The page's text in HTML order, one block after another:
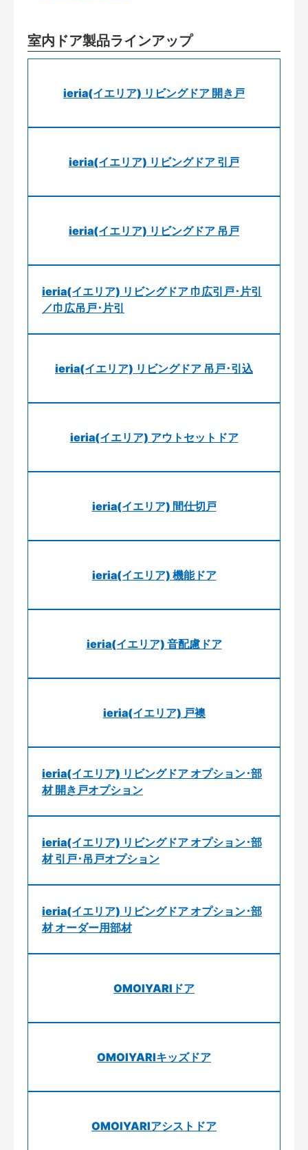
室内ドア製品ラインアップ
ieria(イエリア) リビングドア 開き戸
ieria(イエリア) リビングドア 引戸
ieria(イエリア) リビングドア 吊戸
ieria(イエリア) リビングドア 巾広引戸･片引
／巾広吊戸･片引
ieria(イエリア) リビングドア 吊戸･引込
ieria(イエリア) アウトセットドア
ieria(イエリア) 間仕切戸
ieria(イエリア) 機能ドア
ieria(イエリア) 音配慮ドア
ieria(イエリア) 戸襖
ieria(イエリア) リビングドア オプション･部
材 開き戸オプション
ieria(イエリア) リビングドア オプション･部
材 引戸･吊戸オプション
ieria(イエリア) リビングドア オプション･部
材 オーダー用部材
OMOIYARIドア
OMOIYARIキッズドア
OMOIYARIアシストドア